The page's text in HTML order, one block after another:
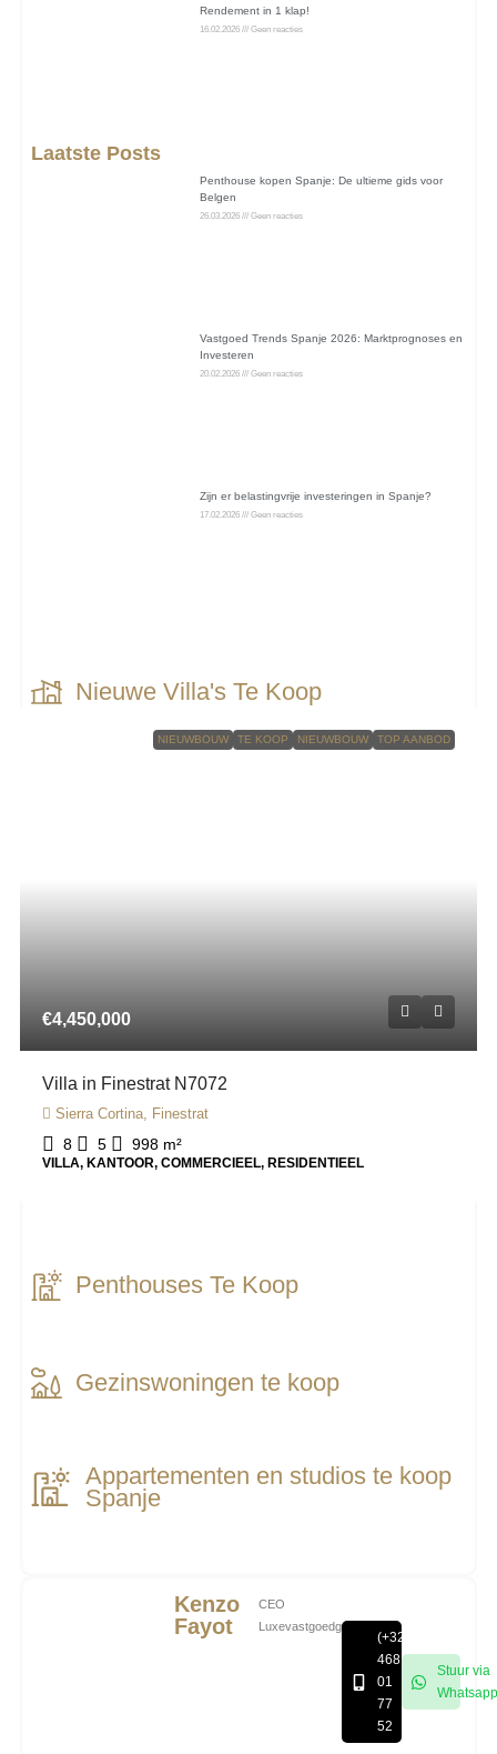
Rendement in 1 klap!
16.02.2026 Geen reacties
Laatste Posts
Penthouse kopen Spanje: De ultieme gids voor
Belgen
26.03.2026 Geen reacties
Vastgoed Trends Spanje 2026: Marktprognoses en
Investeren
20.02.2026 Geen reacties
Zijn er belastingvrije investeringen in Spanje?
17.02.2026 Geen reacties
Nieuwe Villa's Te Koop
NIEUWBOUW TE KOOP NIEUWBOUW TOP AANBOD
€4,450,000
Villa in Finestrat N7072
Sierra Cortina, Finestrat
8 5 998 m²
VILLA, KANTOOR, COMMERCIEEL, RESIDENTIEEL
Penthouses Te Koop
Gezinswoningen te koop
Appartementen en studios te koop
Spanje
Kenzo
Fayot
CEO
Luxevastgoedgroep
(+32)
468
01
77
52
Stuur via
Whatsapp